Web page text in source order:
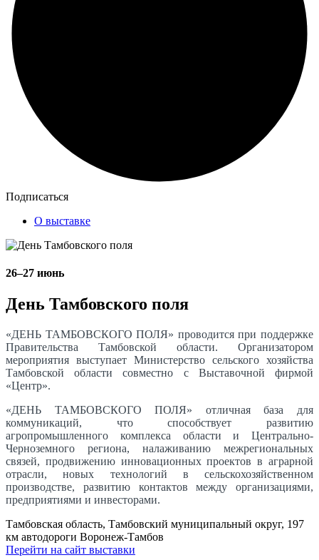
Подписаться
О выставке
26–27 июнь
День Тамбовского поля
«ДЕНЬ ТАМБОВСКОГО ПОЛЯ» проводится при поддержке
Правительства Тамбовской области. Организатором
мероприятия выступает Министерство сельского хозяйства
Тамбовской области совместно с Выставочной фирмой
«Центр».
«ДЕНЬ ТАМБОВСКОГО ПОЛЯ» отличная база для
коммуникаций, что способствует развитию
агропромышленного комплекса области и Центрально-
Черноземного региона, налаживанию межрегиональных
связей, продвижению инновационных проектов в аграрной
отрасли, новых технологий в сельскохозяйственном
производстве, развитию контактов между организациями,
предприятиями и инвесторами.
Тамбовская область, Тамбовский муниципальный округ, 197
км автодороги Воронеж-Тамбов
Перейти на сайт выставки